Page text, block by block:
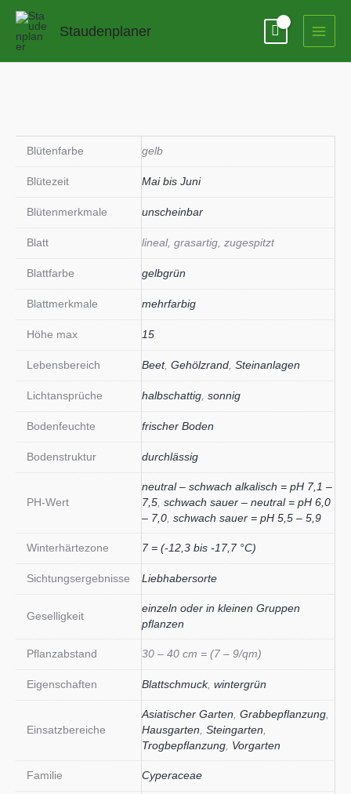
Zum
springen
Staudenplaner
Blütenfarbe gelb
Blütezeit Mai bis Juni
Blütenmerkmale unscheinbar
Blatt lineal, grasartig, zugespitzt
Blattfarbe gelbgrün
Blattmerkmale mehrfarbig
Höhe max 15
Lebensbereich Beet, Gehölzrand Steinanlagen
Lichtansprüche halbschattig sonnig
Bodenfeuchte frischer Boden
Bodenstruktur durchlässig
PH-Wert
neutral – schwach alkalisch = pH 7,1 –
7,5 schwach sauer – neutral = pH 6,0
– 7,0 schwach sauer = pH 5,5 – 5,9
Winterhärtezone 7 = (-12,3 bis -17,7 °C)
Sichtungsergebnisse Liebhabersorte
Geselligkeit
einzeln oder in kleinen Gruppen
pflanzen
Pflanzabstand 30 – 40 cm = (7 – 9/qm)
Eigenschaften Blattschmuck, wintergrün
Einsatzbereiche
Asiatischer Garten Grabbepflanzung
Hausgarten Steingarten
Trogbepflanzung Vorgarten
Familie Cyperaceae